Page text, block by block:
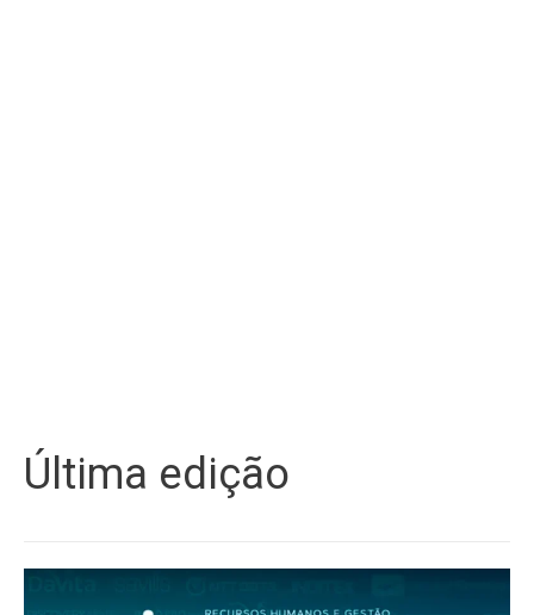
Última edição